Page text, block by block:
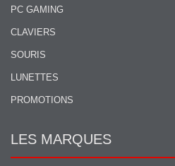
PC GAMING
CLAVIERS
SOURIS
LUNETTES
PROMOTIONS
LES MARQUES